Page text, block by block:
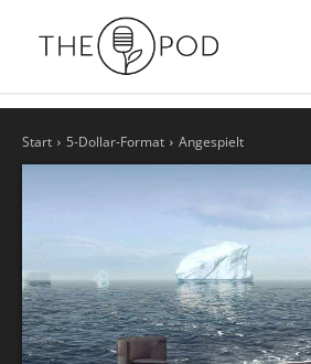
Start 5-Dollar-Format Angespielt